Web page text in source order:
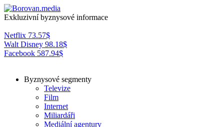
Exkluzivní byznysové informace
Netflix 73.57$
Walt Disney 98.18$
Facebook 587.94$
Byznysové segmenty
Televize
Film
Internet
Miliardáři
Mediální agentury